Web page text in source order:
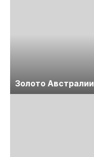
Золото Австралии